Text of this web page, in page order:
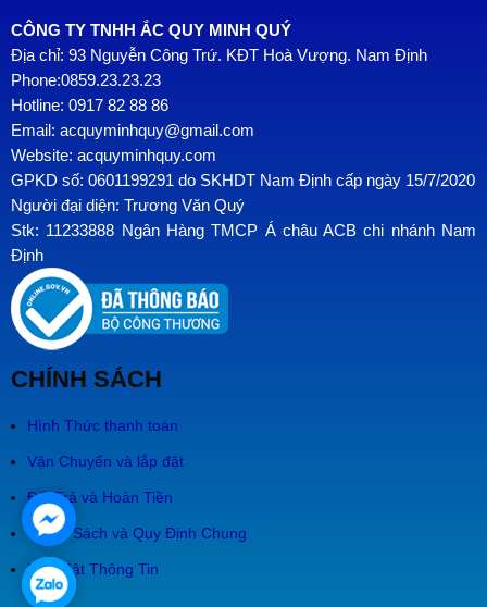
CÔNG TY TNHH ẮC QUY MINH QUÝ
Địa chỉ: 93 Nguyễn Công Trứ. KĐT Hoà Vượng. Nam Định
Phone:0859.23.23.23
Hotline: 0917 82 88 86
Email: acquyminhquy@gmail.com
Website: acquyminhquy.com
GPKD số: 0601199291 do SKHDT Nam Định cấp ngày 15/7/2020
Người đại diện: Trương Văn Quý
Stk: 11233888 Ngân Hàng TMCP Á châu ACB chi nhánh Nam
Định
CHÍNH SÁCH
Hình Thức thanh toán
Vận Chuyển và lắp đặt
Đổi Trả và Hoàn Tiền
Chính Sách và Quy Định Chung
Bảo Mật Thông Tin